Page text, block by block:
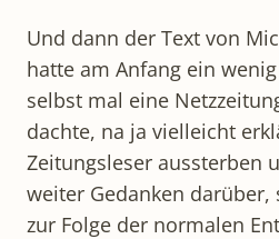
Und dann der Text von
hatte am Anfang ein
selbst mal eine
dachte, na ja vielleicht
Zeitungsleser aussterben
weiter Gedanken darüber,
zur Folge der normalen